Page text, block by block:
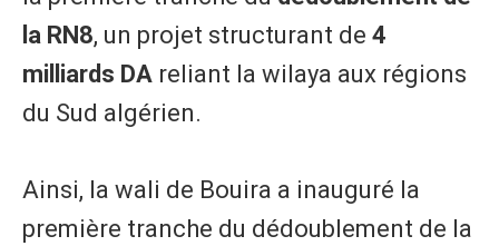
la RN8, un projet structurant de 4
milliards DA reliant la wilaya aux régions
du Sud algérien.
Ainsi, la wali de Bouira a inauguré la
première tranche du dédoublement de la